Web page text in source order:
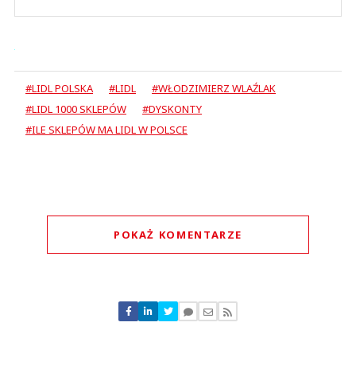
#LIDL POLSKA #LIDL
#WŁODZIMIERZ WLAŹLAK
#LIDL 1000 SKLEPÓW
#DYSKONTY
#ILE SKLEPÓW MA LIDL W POLSCE
POKAŻ KOMENTARZE
Nie znaleziono komentarzy
Zostaw swoje komentarze